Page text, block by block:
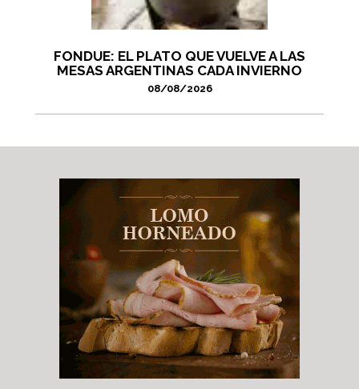
FONDUE: EL PLATO QUE VUELVE A LAS
MESAS ARGENTINAS CADA INVIERNO
08/08/2026